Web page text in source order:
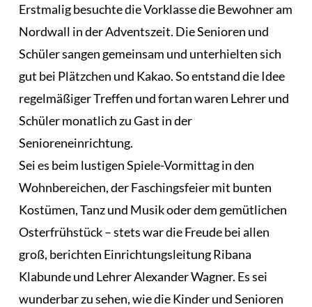
Erstmalig besuchte die Vorklasse die Bewohner am
Nordwall in der Adventszeit. Die Senioren und
Schüler sangen gemeinsam und unterhielten sich
gut bei Plätzchen und Kakao. So entstand die Idee
regelmäßiger Treffen und fortan waren Lehrer und
Schüler monatlich zu Gast in der
Senioreneinrichtung.
Sei es beim lustigen Spiele-Vormittag in den
Wohnbereichen, der Faschingsfeier mit bunten
Kostümen, Tanz und Musik oder dem gemütlichen
Osterfrühstück – stets war die Freude bei allen
groß, berichten Einrichtungsleitung Ribana
Klabunde und Lehrer Alexander Wagner. Es sei
wunderbar zu sehen, wie die Kinder und Senioren